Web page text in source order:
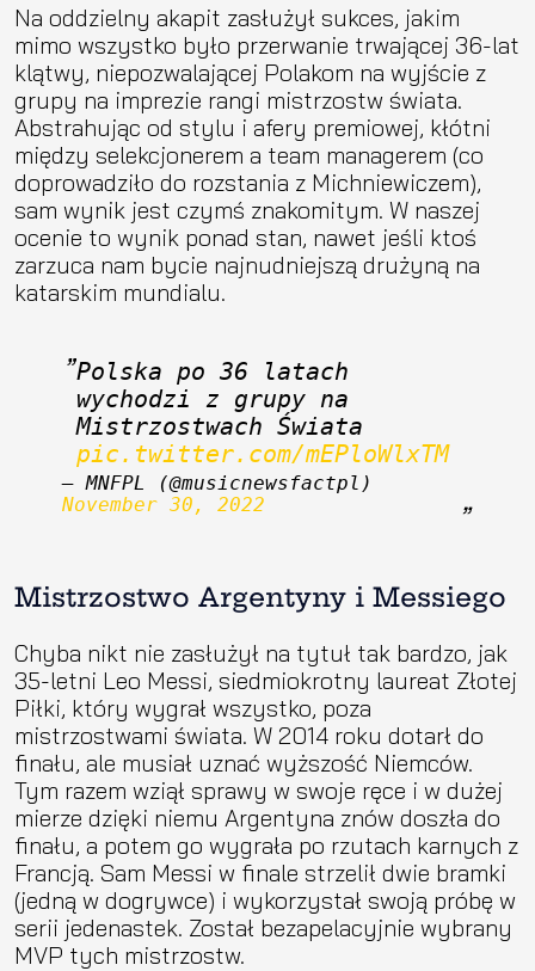
Na oddzielny akapit zasłużył sukces, jakim
mimo wszystko było przerwanie trwającej 36-lat
klątwy, niepozwalającej Polakom na wyjście z
grupy na imprezie rangi mistrzostw świata.
Abstrahując od stylu i afery premiowej, kłótni
między selekcjonerem a team managerem (co
doprowadziło do rozstania z Michniewiczem),
sam wynik jest czymś znakomitym. W naszej
ocenie to wynik ponad stan, nawet jeśli ktoś
zarzuca nam bycie najnudniejszą drużyną na
katarskim mundialu.
Polska po 36 latach
wychodzi z grupy na
pic.twitter.com/mEPloWlxTM
November 30, 2022
Mistrzostwo Argentyny i Messiego
Chyba nikt nie zasłużył na tytuł tak bardzo, jak
35-letni Leo Messi, siedmiokrotny laureat Złotej
Piłki, który wygrał wszystko, poza
mistrzostwami świata. W 2014 roku dotarł do
finału, ale musiał uznać wyższość Niemców.
Tym razem wziął sprawy w swoje ręce i w dużej
mierze dzięki niemu Argentyna znów doszła do
finału, a potem go wygrała po rzutach karnych z
Francją. Sam Messi w finale strzelił dwie bramki
(jedną w dogrywce) i wykorzystał swoją próbę w
serii jedenastek. Został bezapelacyjnie wybrany
MVP tych mistrzostw.